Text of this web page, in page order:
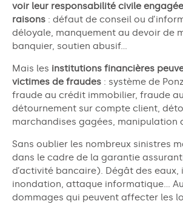
voir leur responsabilité civile
raisons : défaut de conseil ou
déloyale, manquement au devoir de
banquier, soutien abusif…
Mais les institutions financières
victimes de fraudes : système de
fraude au crédit immobilier, fraude
détournement sur compte client,
marchandises gagées, manipulation
Sans oublier les nombreux sinistres
dans le cadre de la garantie
d’activité bancaire). Dégât des eaux,
inondation, attaque informatique…
dommages qui peuvent affecter les